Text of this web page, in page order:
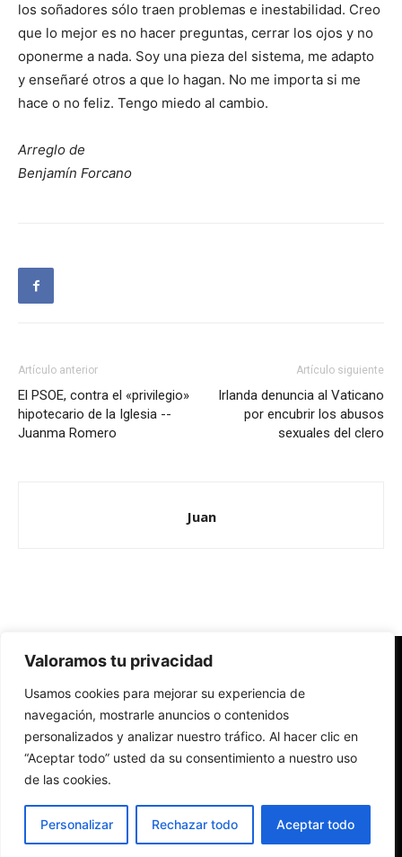
Valoramos tu privacidad
Usamos cookies para mejorar su experiencia de
navegación, mostrarle anuncios o contenidos
personalizados y analizar nuestro tráfico. Al hacer clic en
“Aceptar todo” usted da su consentimiento a nuestro uso
de las cookies.
Personalizar Rechazar todo Aceptar todo
los soñadores sólo traen problemas e inestabilidad. Creo
que lo mejor es no hacer preguntas, cerrar los ojos y no
oponerme a nada. Soy una pieza del sistema, me adapto
y enseñaré otros a que lo hagan. No me importa si me
hace o no feliz. Tengo miedo al cambio.
Arreglo de
Benjamín Forcano
Artículo anterior
El PSOE, contra el «privilegio»
hipotecario de la Iglesia --
Juanma Romero
Artículo siguiente
Irlanda denuncia al Vaticano
por encubrir los abusos
sexuales del clero
Juan
Redes Cristianas
Una mirada alternativa sobre la Iglesia católica y la sociedad
- Colectivos de Redes Cristianas